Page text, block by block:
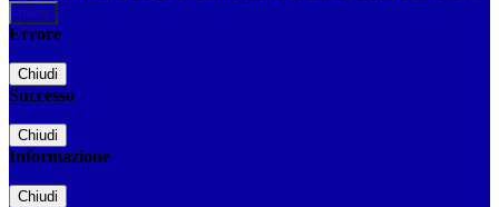
Errore
Chiudi
Successo
Chiudi
Informazione
Chiudi